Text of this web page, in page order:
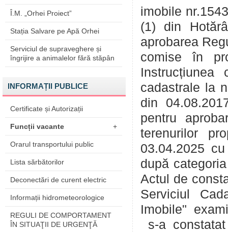
Î.M. „Orhei Proiect”
Stația Salvare pe Apă Orhei
Serviciul de supraveghere și
îngrijire a animalelor fără stăpân
INFORMAȚII PUBLICE
Certificate și Autorizații
Funcții vacante +
Orarul transportului public
Lista sărbătorilor
Deconectări de curent electric
Informații hidrometeorologice
REGULI DE COMPORTAMENT
ÎN SITUAŢII DE URGENŢĂ
imobile
(1) din
aprobarea
comise în
cadastrale la
din
pentru
terenurilor
03.04.2025
după
Actul de
Serviciul
Imobile"
s-a